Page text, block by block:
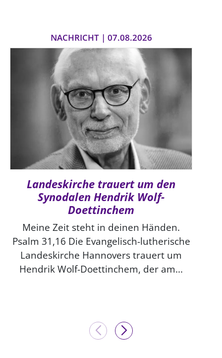
NACHRICHT | 07.08.2026
Landeskirche trauert um den
Synodalen Hendrik Wolf-
Doettinchem
Meine Zeit steht in deinen Händen.
Psalm 31,16 Die Evangelisch-lutherische
Landeskirche Hannovers trauert um
Hendrik Wolf-Doettinchem, der am...